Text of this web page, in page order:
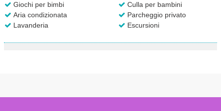
Giochi per bimbi
Culla per bambini
Aria condizionata
Parcheggio privato
Lavanderia
Escursioni